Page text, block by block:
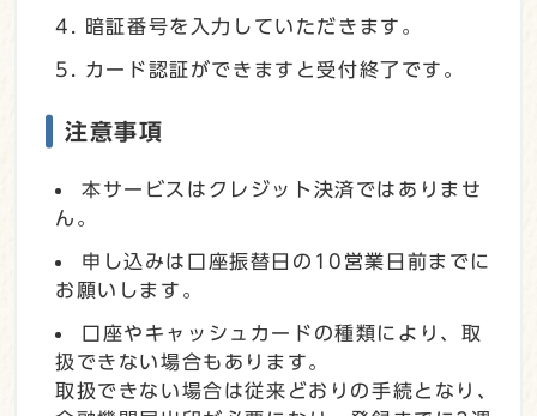
暗証番号を入力していただきます。
カード認証ができますと受付終了です。
注意事項
本サービスはクレジット決済ではありませ
ん。
申し込みは口座振替日の10営業日前までに
お願いします。
口座やキャッシュカードの種類により、取
扱できない場合もあります。
取扱できない場合は従来どおりの手続となり、